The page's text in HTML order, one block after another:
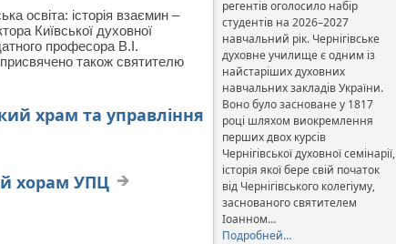
освіта: історія взаємин –
Київської духовної
професора В.І.
також святителю
храм та управління
хорам УПЦ
регентів оголосило набір
студентів на 2026–2027
навчальний рік. Чернігівське
духовне училище є одним із
найстаріших духовних
навчальних закладів України.
Воно було засноване у 1817
році шляхом виокремлення
перших двох курсів
Чернігівської духовної семінарії,
історія якої бере свій початок
від Чернігівського колегіуму,
заснованого святителем
Іоанном…
Подробней…